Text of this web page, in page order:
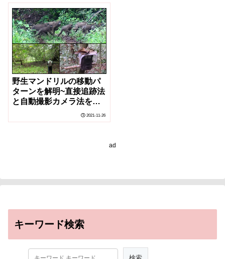
野生マンドリルの移動パ
ターンを解明~直接追跡法
と自動撮影カメラ法を組
み合わせて説得力のある
結論を得る~
2021-11-26
ad
キーワード検索